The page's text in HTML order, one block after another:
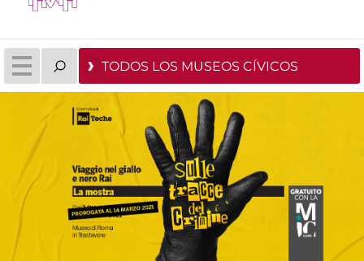
TODOS LOS MUSEOS CÍVICOS